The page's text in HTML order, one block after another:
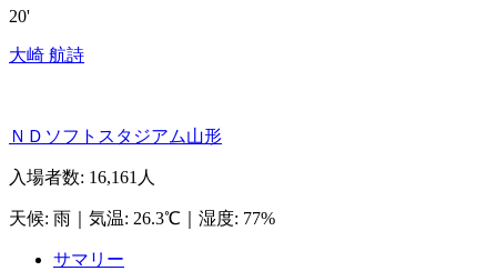
20'
大崎 航詩
ＮＤソフトスタジアム山形
入場者数: 16,161人
天候: 雨 気温: 26.3℃ 湿度: 77%
サマリー